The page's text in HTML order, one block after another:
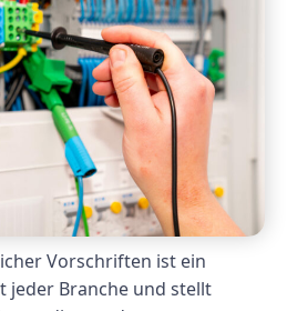
Vorschriften ist ein
jeder Branche und stellt